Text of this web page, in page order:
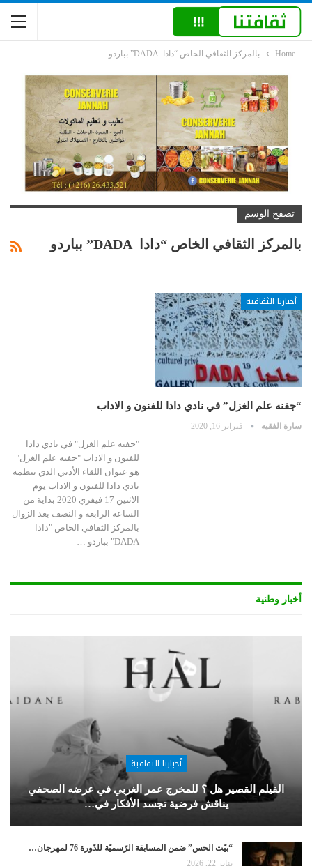
Home بالمركز الثقافي الخاص “دادا DADA” بباردو
تصفح الوسم
بالمركز الثقافي الخاص “دادا DADA” بباردو
أخبارنا الثقافية
“جفنه علم الغزل” في نادي دادا للفنون و الاداب
سارة الفقيه فبراير 16, 2020
"جفنه علم الغزل" في نادي دادا
للفنون و الاداب "جفنه علم الغزل"
هو عنوان اللقاء الأدبي الذي ينظمه
نادي دادا للفنون و الاداب يوم
الاثنين 17 فيفري 2020 بداية من
الساعة الرابعة و النصف بعد الزوال
بالمركز الثقافي الخاص "دادا
DADA" بباردو …
أخبار وطنية
أخبارنا الثقافية
الفيلم القصير هل ؟ للمخرج عمر الغربي في عرضه الصحفي
يناقش فرضية تجسد الأفكار في…
“بيّت الحس” ضمن المسابقة الرّسميّة للدّورة 76 لمهرجان…
يناير 22, 2026